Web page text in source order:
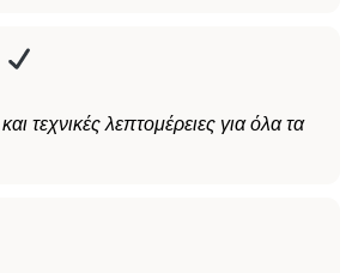
τεχνικές λεπτομέρειες για όλα τα